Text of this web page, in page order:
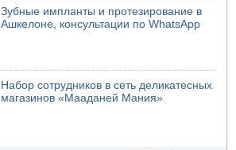
Зубные импланты и протезирование в
Ашкелоне, консультации по WhatsApp
Набор сотрудников в сеть деликатесных
магазинов «Мааданей Мания»